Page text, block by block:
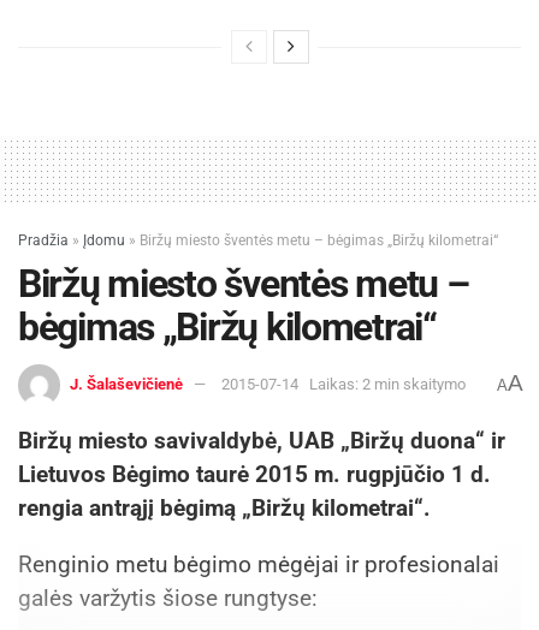
Pradžia » Įdomu » Biržų miesto šventės metu – bėgimas „Biržų kilometrai“
Biržų miesto šventės metu –
bėgimas „Biržų kilometrai“
J. Šalaševičienė 2015-07-14 Laikas: 2 min skaitymo AA
Biržų miesto savivaldybė, UAB „Biržų duona“ ir
Lietuvos Bėgimo taurė 2015 m. rugpjūčio 1 d.
rengia antrąjį bėgimą „Biržų kilometrai“.
Renginio metu bėgimo mėgėjai ir profesionalai
galės varžytis šiose rungtyse: